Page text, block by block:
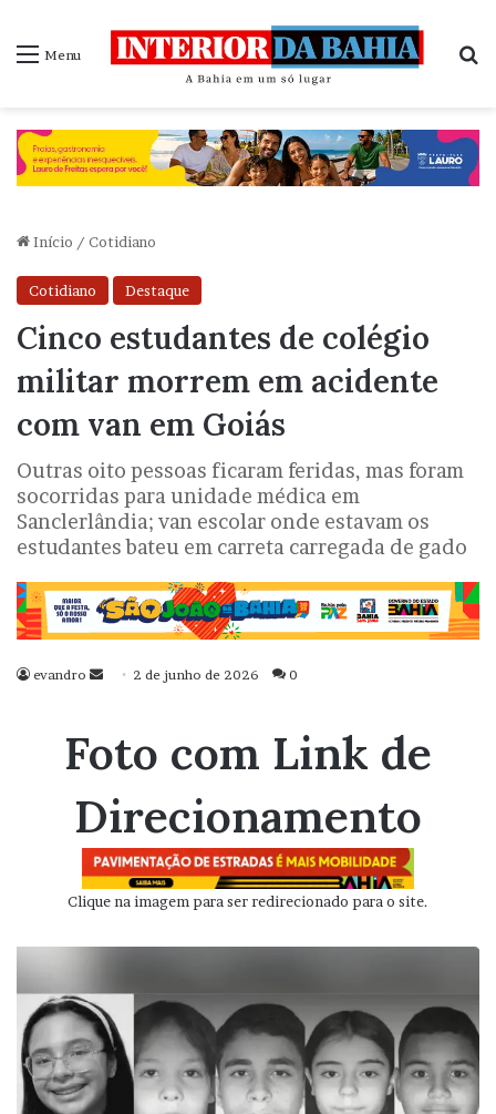
Menu
Início / Cotidiano
Cotidiano Destaque
Cinco estudantes de colégio
militar morrem em acidente
com van em Goiás
Outras oito pessoas ficaram feridas, mas foram
socorridas para unidade médica em
Sanclerlândia; van escolar onde estavam os
estudantes bateu em carreta carregada de gado
evandro
Mande
mail
2 de junho de 2026 0
Foto com Link de
Direcionamento
Clique na imagem para ser redirecionado para o site.